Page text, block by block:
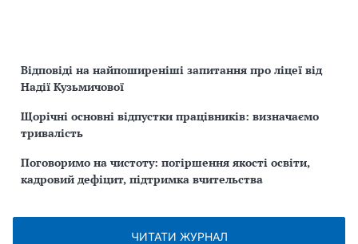
Відповіді на найпоширеніші запитання про ліцеї від
Надії Кузьмичової
Щорічні основні відпустки працівників: визначаємо
тривалість
Поговоримо на чистоту: погіршення якості освіти,
кадровий дефіцит, підтримка вчительства
ЧИТАТИ ЖУРНАЛ